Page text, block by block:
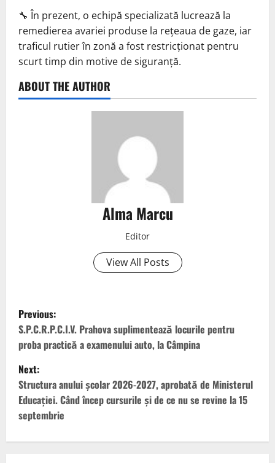
🔧 În prezent, o echipă specializată lucrează la
remedierea avariei produse la rețeaua de gaze, iar
traficul rutier în zonă a fost restricționat pentru
scurt timp din motive de siguranță.
ABOUT THE AUTHOR
Alma Marcu
Editor
View All Posts
Previous:
S.P.C.R.P.C.I.V. Prahova suplimentează locurile pentru
proba practică a examenului auto, la Câmpina
Next:
Structura anului școlar 2026-2027, aprobată de Ministerul
Educației. Când încep cursurile și de ce nu se revine la 15
septembrie